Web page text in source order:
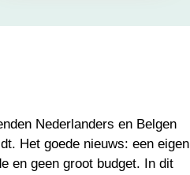
Nederlanders en Belgen
Het goede nieuws: een eigen
en geen groot budget. In dit